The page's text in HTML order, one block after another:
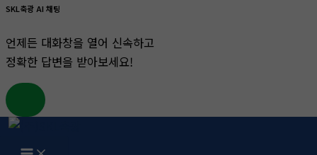
SKL축광 AI 채팅
언제든 대화창을 열어 신속하고
정확한 답변을 받아보세요!
콘